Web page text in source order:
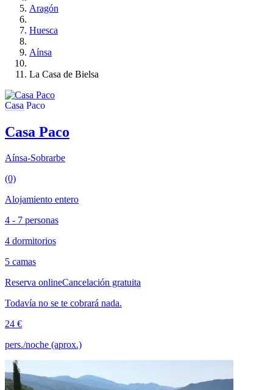
Aragón
Huesca
Aínsa
La Casa de Bielsa
Casa Paco
Aínsa-Sobrarbe
(0)
Alojamiento entero
4 - 7 personas
4 dormitorios
5 camas
Reserva onlineCancelación gratuita
Todavía no se te cobrará nada.
24 €
pers./noche (aprox.)